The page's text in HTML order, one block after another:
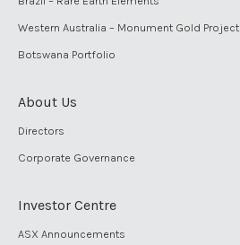
Western Australia – Monument Gold Project
Botswana Portfolio
About Us
Directors
Corporate Governance
Investor Centre
ASX Announcements